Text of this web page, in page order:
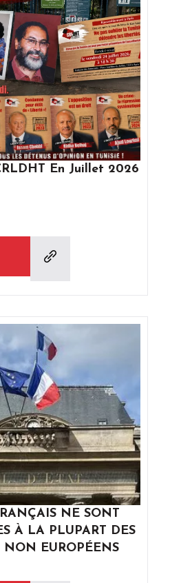
En Juillet 2026
NE SONT
À LA PLUPART DES
NON EUROPÉENS